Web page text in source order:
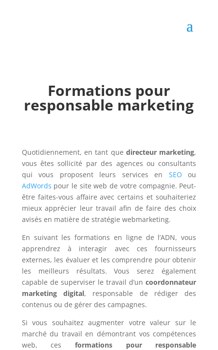
Formations pour
responsable marketing
Quotidiennement, en tant que directeur marketing,
vous êtes sollicité par des agences ou consultants
qui vous proposent leurs services en SEO ou
AdWords pour le site web de votre compagnie. Peut-
être faites-vous affaire avec certains et souhaiteriez
mieux apprécier leur travail afin de faire des choix
avisés en matière de stratégie webmarketing.
En suivant les formations en ligne de l’ADN, vous
apprendrezà interagir avec ces fournisseurs
externes, les évaluer et les comprendre pour obtenir
les meilleurs résultats. Vous serez également
capable de superviser le travail d’uncoordonnateur
marketing digital, responsable de rédiger des
contenus ou de gérer des campagnes.
Si vous souhaitez augmenter votre valeur sur le
marché du travail en démontrant vos compétences
web, ces formations pour responsable